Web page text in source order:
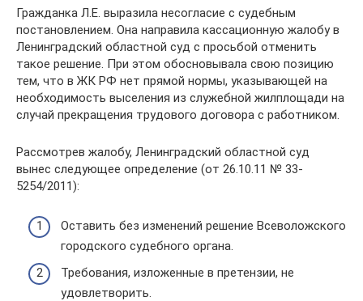
Гражданка Л.Е. выразила несогласие с судебным
постановлением. Она направила кассационную жалобу в
Ленинградский областной суд с просьбой отменить
такое решение. При этом обосновывала свою позицию
тем, что в ЖК РФ нет прямой нормы, указывающей на
необходимость выселения из служебной жилплощади на
случай прекращения трудового договора с работником.
Рассмотрев жалобу, Ленинградский областной суд
вынес следующее определение (от 26.10.11 № 33-
5254/2011):
Оставить без изменений решение Всеволожского
городского судебного органа.
Требования, изложенные в претензии, не
удовлетворить.